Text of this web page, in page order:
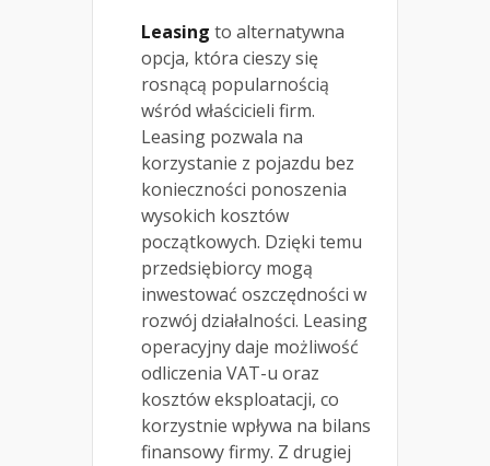
Leasing to alternatywna
opcja, która cieszy się
rosnącą popularnością
wśród właścicieli firm.
Leasing pozwala na
korzystanie z pojazdu bez
konieczności ponoszenia
wysokich kosztów
początkowych. Dzięki temu
przedsiębiorcy mogą
inwestować oszczędności w
rozwój działalności. Leasing
operacyjny daje możliwość
odliczenia VAT-u oraz
kosztów eksploatacji, co
korzystnie wpływa na bilans
finansowy firmy. Z drugiej